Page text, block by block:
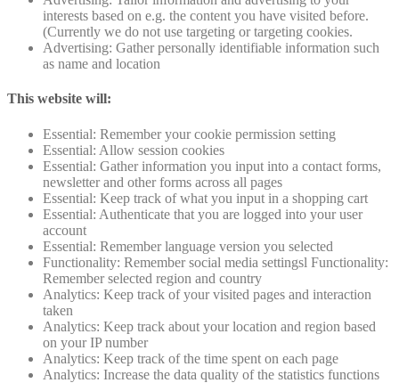
interests based on e.g. the content you have visited before.
(Currently we do not use targeting or targeting cookies.
Advertising: Gather personally identifiable information such
as name and location
This website will:
Essential: Remember your cookie permission setting
Essential: Allow session cookies
Essential: Gather information you input into a contact forms,
newsletter and other forms across all pages
Essential: Keep track of what you input in a shopping cart
Essential: Authenticate that you are logged into your user
account
Essential: Remember language version you selected
Functionality: Remember social media settingsl Functionality:
Remember selected region and country
Analytics: Keep track of your visited pages and interaction
taken
Analytics: Keep track about your location and region based
on your IP number
Analytics: Keep track of the time spent on each page
Analytics: Increase the data quality of the statistics functions